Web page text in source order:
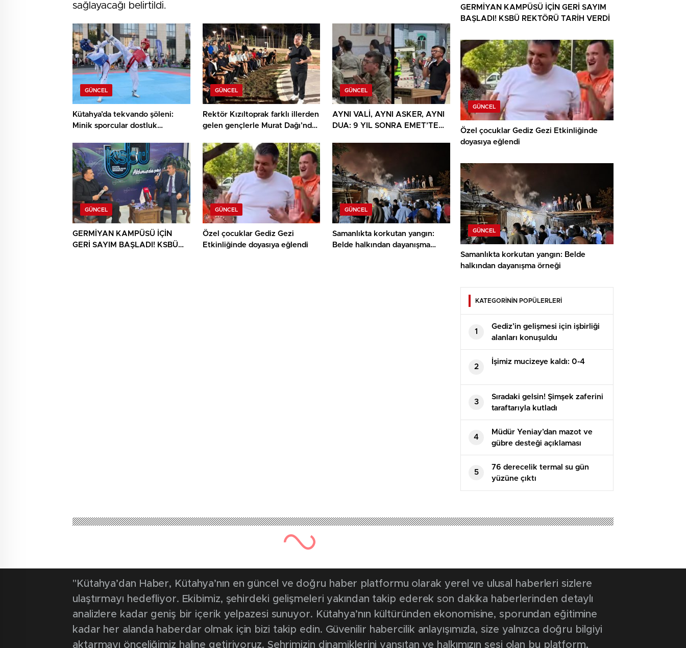
sağlayacağı belirtildi.
GÜNCEL
Kütahya’da tekvando şöleni:
Minik sporcular dostluk
GÜNCEL
Rektör Kızıltoprak farklı illerden
gelen gençlerle Murat Dağı’nda
GÜNCEL
AYNI VALİ, AYNI ASKER, AYNI
DUA: 9 YIL SONRA EMET’TE
GÜNCEL
GERMİYAN KAMPÜSÜ İÇİN
GERİ SAYIM BAŞLADI! KSBÜ
GÜNCEL
Özel çocuklar Gediz Gezi
Etkinliğinde doyasıya eğlendi
GÜNCEL
Samanlıkta korkutan yangın:
Belde halkından dayanışma
GERMİYAN KAMPÜSÜ İÇİN GERİ SAYIM
BAŞLADI! KSBÜ REKTÖRÜ TARİH VERDİ
GÜNCEL
Özel çocuklar Gediz Gezi Etkinliğinde
doyasıya eğlendi
GÜNCEL
Samanlıkta korkutan yangın: Belde
halkından dayanışma örneği
KATEGORİNİN POPÜLERLERİ
1
Gediz’in gelişmesi için işbirliği
alanları konuşuldu
2
İşimiz mucizeye kaldı: 0-4
3
Sıradaki gelsin! Şimşek zaferini
taraftarıyla kutladı
4
Müdür Yeniay’dan mazot ve
gübre desteği açıklaması
5
76 derecelik termal su gün
yüzüne çıktı
"Kütahya’dan Haber, Kütahya’nın en güncel ve doğru haber platformu olarak yerel ve ulusal haberleri sizlere
ulaştırmayı hedefliyor. Ekibimiz, şehirdeki gelişmeleri yakından takip ederek son dakika haberlerinden detaylı
analizlere kadar geniş bir içerik yelpazesi sunuyor. Kütahya’nın kültüründen ekonomisine, sporundan eğitimine
kadar her alanda haberdar olmak için bizi takip edin. Güvenilir habercilik anlayışımızla, size yalnızca doğru bilgiyi
aktarmayı önceliğimiz haline getiriyoruz. Şehrimizin dinamiklerini yansıtan ve halkımızın sesi olan bu platform,